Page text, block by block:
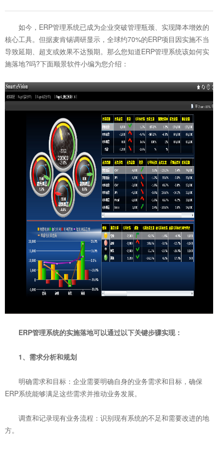
如今，ERP管理系统已成为企业突破管理瓶颈、实现降本增效的
核心工具。但据麦肯锡调研显示，全球约70%的ERP项目因实施不当
导致延期、超支或效果不达预期。那么您知道ERP管理系统该如何实
施落地?吗?下面顺景软件小编为您介绍：
ERP管理系统的实施落地可以通过以下关键步骤实现‌：
‌1、需求分析和规划‌
‌明确需求和目标‌：企业需要明确自身的业务需求和目标，确保
ERP系统能够满足这些需求并推动业务发展。
‌调查和记录现有业务流程‌：识别现有系统的不足和需要改进的地
方。